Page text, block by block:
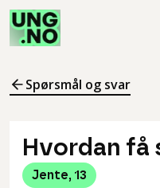
Spørsmål og svar
Hvordan få
Jente, 13